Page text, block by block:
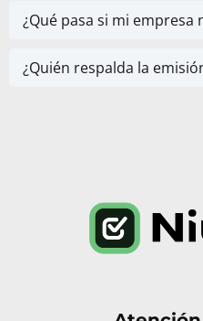
autorizar la revisión
certificado e.
¿Qué pasa si mi
recomendaciones para
accedas al certificado en
¿Quién respalda la